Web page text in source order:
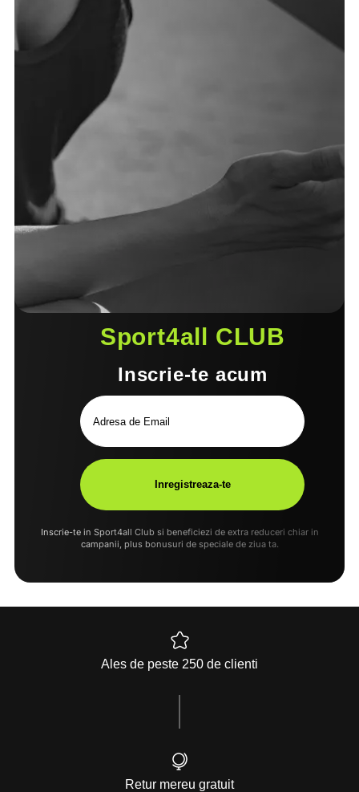
Sport4all CLUB
Inscrie-te acum
Inscrie-te in Sport4all Club si beneficiezi de extra reduceri chiar in
campanii, plus bonusuri de speciale de ziua ta.
Ales de peste 250 de clienti
Retur mereu gratuit